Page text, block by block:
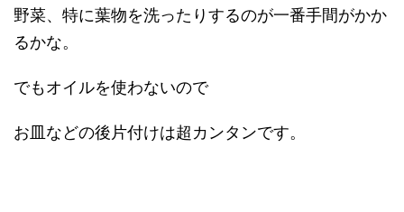
野菜、特に葉物を洗ったりするのが一番手間がかか
るかな。
でもオイルを使わないので
お皿などの後片付けは超カンタンです。